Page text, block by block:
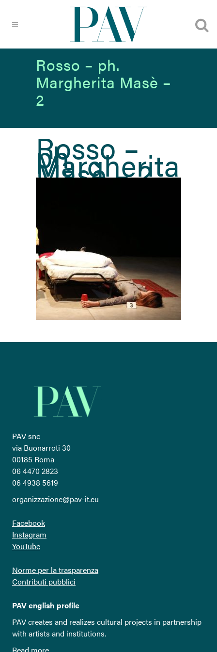
Rosso – ph.
Margherita Masè –
2
Rosso –
ph.
Margherita
Masè – 2
PAV snc
via Buonarroti 30
00185 Roma
06 4470 2823
06 4938 5619
organizzazione@pav-it.eu
Facebook
Instagram
YouTube
Norme per la trasparenza
Contributi pubblici
PAV english profile
PAV creates and realizes cultural projects in partnership
with artists and institutions.